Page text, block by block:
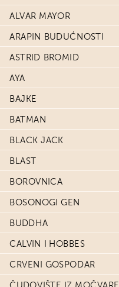
ALVAR MAYOR
ARAPIN BUDUĆNOSTI
ASTRID BROMID
AYA
BAJKE
BATMAN
BLACK JACK
BLAST
BOROVNICA
BOSONOGI GEN
BUDDHA
CALVIN I HOBBES
CRVENI GOSPODAR